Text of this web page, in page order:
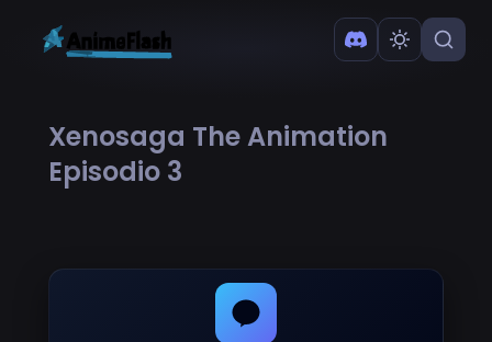
Xenosaga The Animation
Episodio 3